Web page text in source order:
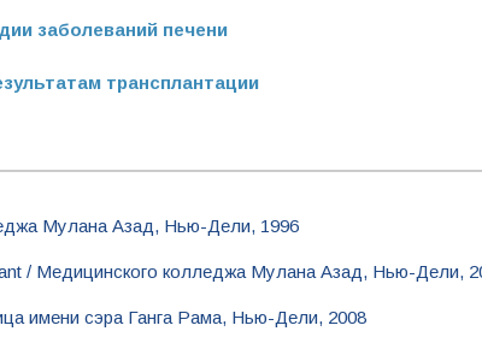
заболеваний печени
трансплантации
Мулана Азад, Нью-Дели, 1996
/ Медицинского колледжа Мулана Азад, Нью-Дели,
имени сэра Ганга Рама, Нью-Дели, 2008